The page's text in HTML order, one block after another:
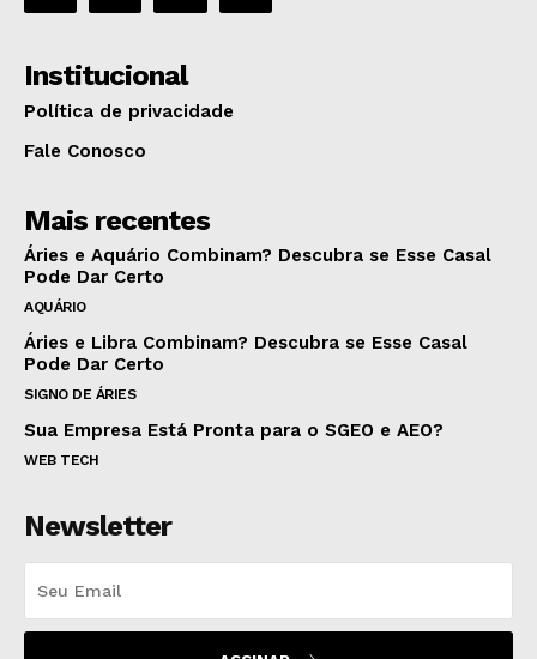
Institucional
Política de privacidade
Fale Conosco
Mais recentes
Áries e Aquário Combinam? Descubra se Esse Casal
Pode Dar Certo
AQUÁRIO
Áries e Libra Combinam? Descubra se Esse Casal
Pode Dar Certo
SIGNO DE ÁRIES
Sua Empresa Está Pronta para o SGEO e AEO?
WEB TECH
Newsletter